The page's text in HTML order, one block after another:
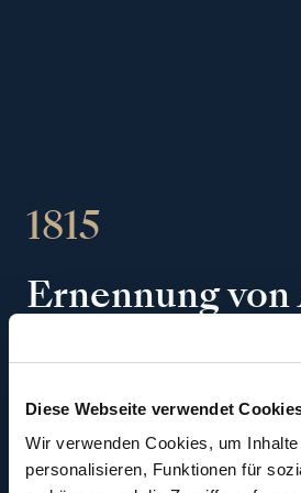
Diese Webseite verwendet
Wir verwenden Cookies, um
personalisieren, Funktionen für
1815
Ernennung von
Breguet zum
der königlichen
Nach seiner Ernennung